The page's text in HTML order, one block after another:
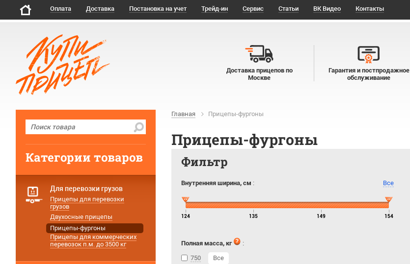
Оплата Доставка Постановка на учет Трейд-ин Сервис Статьи ВК Видео Контакты
Доставка прицепов по
Москве
Гарантия и постпродажное
обслуживание
Главная Прицепы-фургоны
Прицепы-фургоны
Фильтр
Внутренняя ширина, см : Все
124 135 149 154
Полная масса, кг
:
750
Все
Категории товаров
Для перевозки грузов
Прицепы для перевозки
грузов
Двухосные прицепы
Прицепы-фургоны
Прицепы для коммерческих
перевозок п.м. до 3500 кг